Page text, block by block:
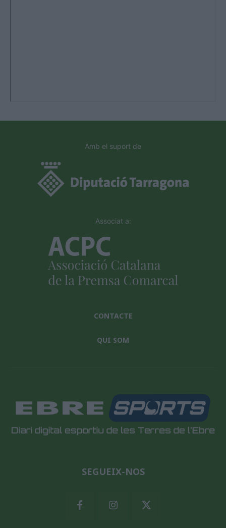
Amb el suport de
Associat a:
CONTACTE
QUI SOM
SEGUEIX-NOS